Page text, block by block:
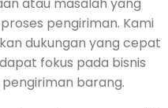
pengiriman. Kami
dukungan yang cepat
fokus pada bisnis
barang.